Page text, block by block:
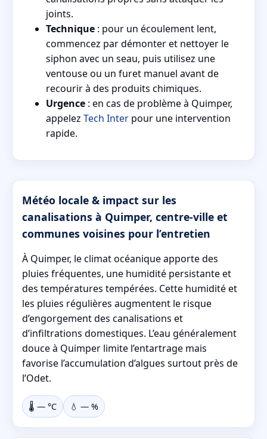
joints.
Technique : pour un écoulement lent,
commencez par démonter et nettoyer le
siphon avec un seau, puis utilisez une
ventouse ou un furet manuel avant de
recourir à des produits chimiques.
Urgence : en cas de problème à Quimper,
appelez Tech Inter pour une intervention
rapide.
Météo locale & impact sur les
canalisations à Quimper, centre-ville et
communes voisines pour l’entretien
À Quimper, le climat océanique apporte des
pluies fréquentes, une humidité persistante et
des températures tempérées. Cette humidité et
les pluies régulières augmentent le risque
d’engorgement des canalisations et
d’infiltrations domestiques. L’eau généralement
douce à Quimper limite l’entartrage mais
favorise l’accumulation d’algues surtout près de
l’Odet.
🌡️ — °C 💧 — %